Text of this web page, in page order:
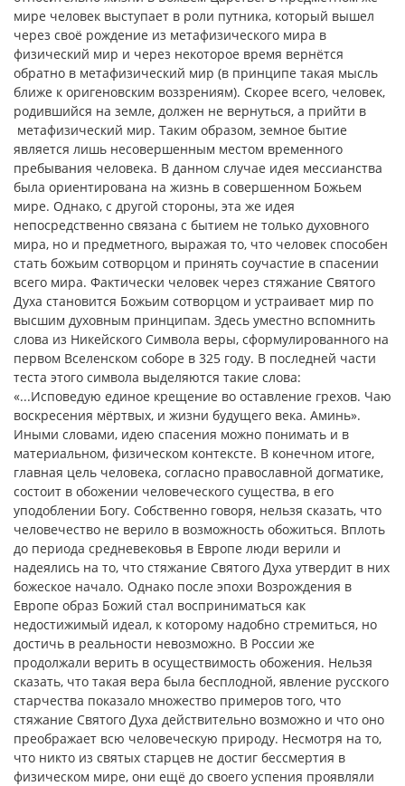
мире человек выступает в роли путника, который вышел
через своё рождение из метафизического мира в
физический мир и через некоторое время вернётся
обратно в метафизический мир (в принципе такая мысль
ближе к оригеновским воззрениям). Скорее всего, человек,
родившийся на земле, должен не вернуться, а прийти в
метафизический мир. Таким образом, земное бытие
является лишь несовершенным местом временного
пребывания человека. В данном случае идея мессианства
была ориентирована на жизнь в совершенном Божьем
мире. Однако, с другой стороны, эта же идея
непосредственно связана с бытием не только духовного
мира, но и предметного, выражая то, что человек способен
стать божьим сотворцом и принять соучастие в спасении
всего мира. Фактически человек через стяжание Святого
Духа становится Божьим сотворцом и устраивает мир по
высшим духовным принципам. Здесь уместно вспомнить
слова из Никейского Символа веры, сформулированного на
первом Вселенском соборе в 325 году. В последней части
теста этого символа выделяются такие слова:
«...Исповедую единое крещение во оставление грехов. Чаю
воскресения мёртвых, и жизни будущего века. Аминь».
Иными словами, идею спасения можно понимать и в
материальном, физическом контексте. В конечном итоге,
главная цель человека, согласно православной догматике,
состоит в обожении человеческого существа, в его
уподоблении Богу. Собственно говоря, нельзя сказать, что
человечество не верило в возможность обожиться. Вплоть
до периода средневековья в Европе люди верили и
надеялись на то, что стяжание Святого Духа утвердит в них
божеское начало. Однако после эпохи Возрождения в
Европе образ Божий стал восприниматься как
недостижимый идеал, к которому надобно стремиться, но
достичь в реальности невозможно. В России же
продолжали верить в осуществимость обожения. Нельзя
сказать, что такая вера была бесплодной, явление русского
старчества показало множество примеров того, что
стяжание Святого Духа действительно возможно и что оно
преображает всю человеческую природу. Несмотря на то,
что никто из святых старцев не достиг бессмертия в
физическом мире, они ещё до своего успения проявляли